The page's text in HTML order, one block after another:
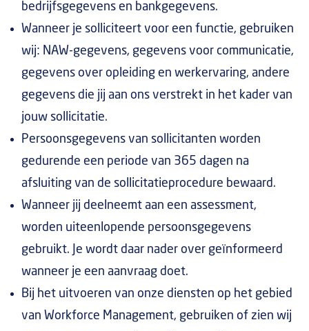
bedrijfsgegevens en bankgegevens.
Wanneer je solliciteert voor een functie, gebruiken
wij: NAW-gegevens, gegevens voor communicatie,
gegevens over opleiding en werkervaring, andere
gegevens die jij aan ons verstrekt in het kader van
jouw sollicitatie.
Persoonsgegevens van sollicitanten worden
gedurende een periode van 365 dagen na
afsluiting van de sollicitatieprocedure bewaard.
Wanneer jij deelneemt aan een assessment,
worden uiteenlopende persoonsgegevens
gebruikt. Je wordt daar nader over geïnformeerd
wanneer je een aanvraag doet.
Bij het uitvoeren van onze diensten op het gebied
van Workforce Management, gebruiken of zien wij